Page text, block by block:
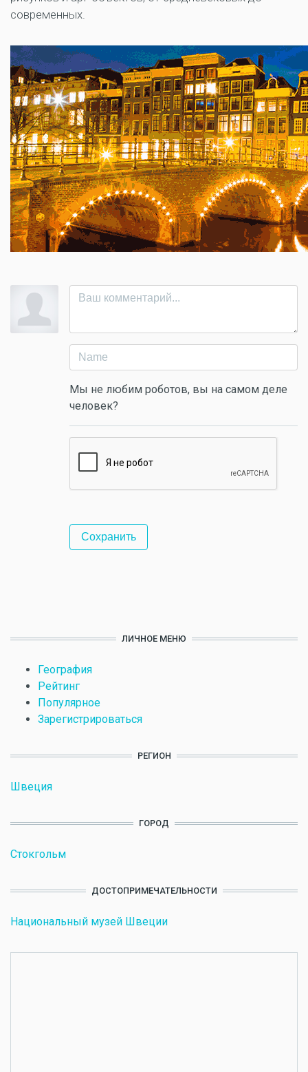
современных.
Мы не любим роботов, вы на самом деле
человек?
ЛИЧНОЕ МЕНЮ
География
Рейтинг
Популярное
Зарегистрироваться
РЕГИОН
Швеция
ГОРОД
Стокгольм
ДОСТОПРИМЕЧАТЕЛЬНОСТИ
Национальный музей Швеции